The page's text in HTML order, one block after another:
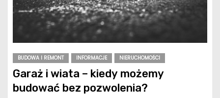
BUDOWA I REMONT INFORMACJE NIERUCHOMOŚCI
Garaż i wiata – kiedy możemy
budować bez pozwolenia?